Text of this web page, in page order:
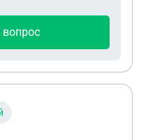
паспорт тоже у
делает ремонт
или